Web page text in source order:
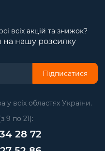
всіх акцій та знижок?
на нашу розсилку
Підписатися
всіх областях України.
9 по 21):
28 72